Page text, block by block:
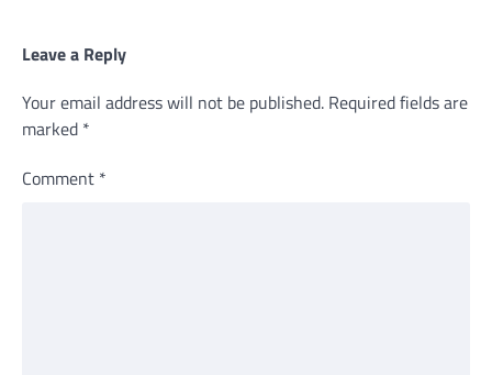
Leave a Reply
Your email address will not be published. Required fields are
marked *
Comment *